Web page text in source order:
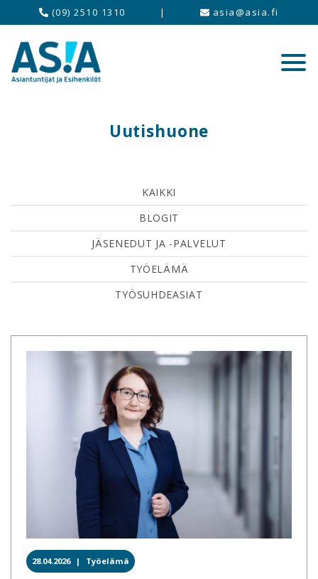
(09) 2510 1310 | asia@asia.fi
Uutishuone
KAIKKI
BLOGIT
JÄSENEDUT JA -PALVELUT
TYÖELÄMÄ
TYÖSUHDEASIAT
28.04.2026 | Työelämä